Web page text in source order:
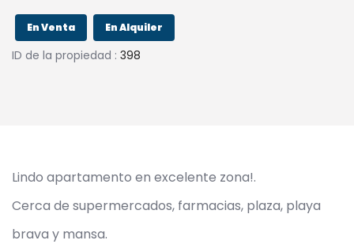
En Venta En Alquiler
ID de la propiedad : 398
Lindo apartamento en excelente zona!.
Cerca de supermercados, farmacias, plaza, playa
brava y mansa.